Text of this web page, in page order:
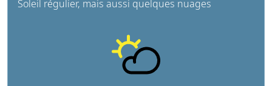
Soleil régulier, mais aussi quelques nuages